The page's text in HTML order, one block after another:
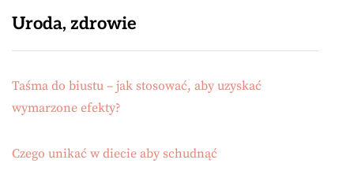
Uroda, zdrowie
Taśma do biustu – jak stosować, aby uzyskać
wymarzone efekty?
Czego unikać w diecie aby schudnąć